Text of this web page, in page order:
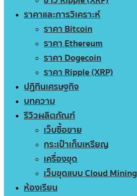
ราคาและการวิเคราะห์
ราคา Bitcoin
ราคา Ethereum
ราคา Dogecoin
ราคา Ripple (XRP)
ปฏิทินเศรษฐกิจ
บทความ
รีวิวผลิตภัณฑ์
เว็บซื้อขาย
กระเป๋าเก็บเหรียญ
เครื่องขุด
เว็บขุดแบบ Cloud Mining
ห้องเรียน